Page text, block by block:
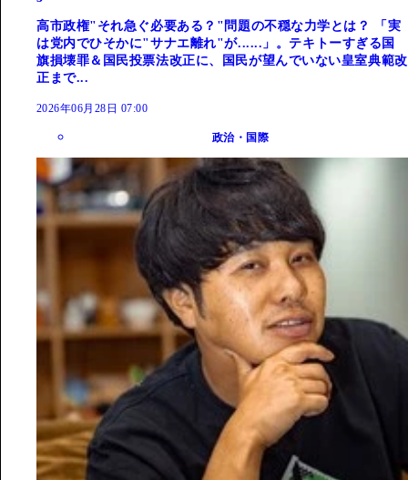
高市政権"それ急ぐ必要ある？"問題の不穏な力学とは？ 「実
は党内でひそかに"サナエ離れ"が......」。テキトーすぎる国
旗損壊罪＆国民投票法改正に、国民が望んでいない皇室典範改
正まで...
2026年06月28日 07:00
政治・国際